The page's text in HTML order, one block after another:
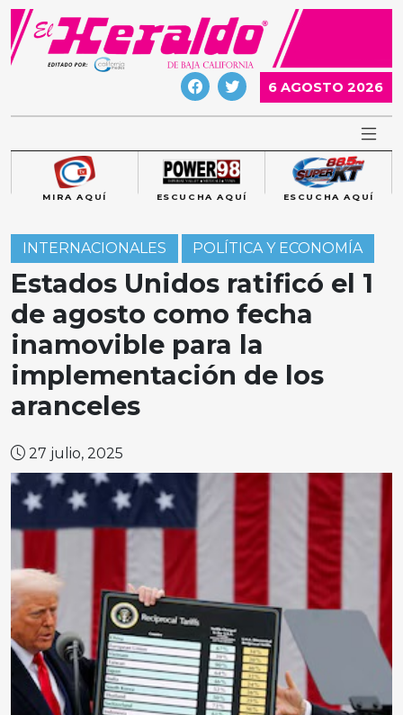
Skip
content
6 AGOSTO 2026
MIRA AQUÍ ESCUCHA AQUÍ ESCUCHA AQUÍ
INTERNACIONALES POLÍTICA Y ECONOMÍA
Estados Unidos ratificó el 1
de agosto como fecha
inamovible para la
implementación de los
aranceles
27 julio, 2025